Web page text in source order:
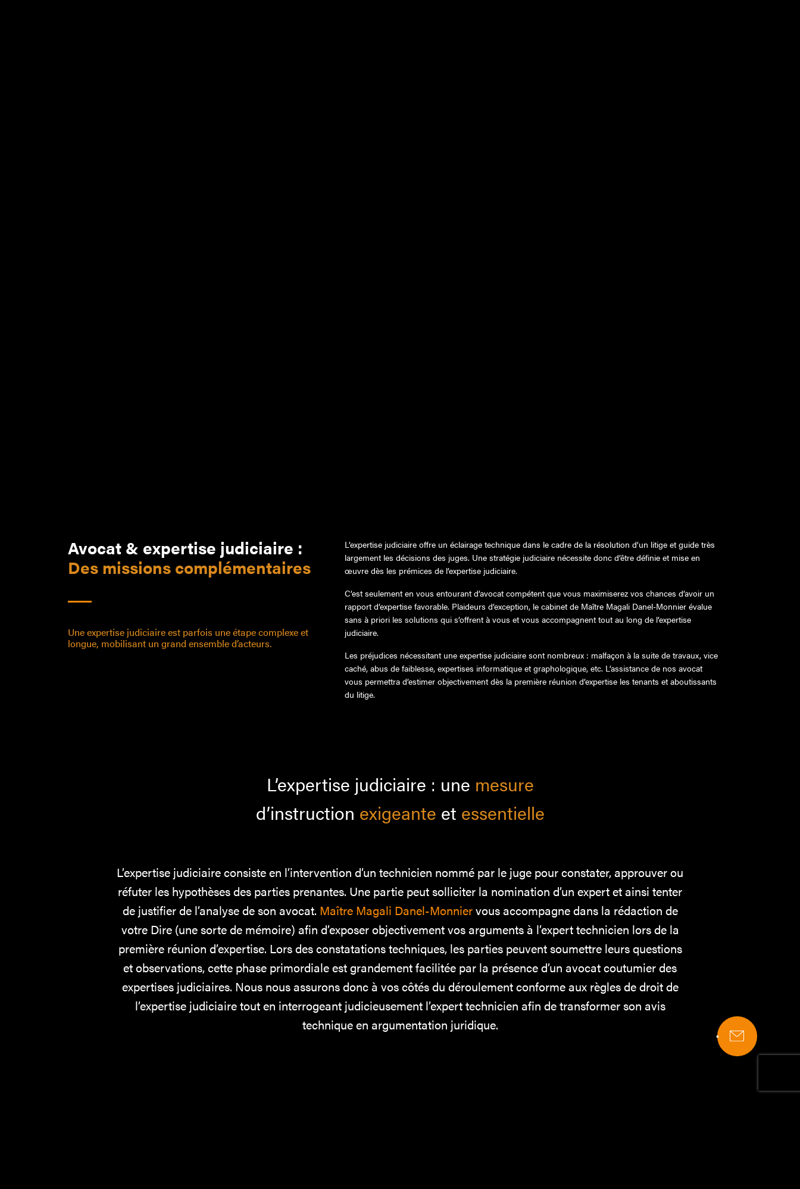
Avocat & expertise judiciaire :
Des missions complémentaires
Une expertise judiciaire est parfois une étape complexe et
longue, mobilisant un grand ensemble d’acteurs.
L’expertise judiciaire offre un éclairage technique dans le cadre de la résolution d’un litige et guide très
largement les décisions des juges. Une stratégie judiciaire nécessite donc d’être définie et mise en
œuvre dès les prémices de l’expertise judiciaire.
C’est seulement en vous entourant d’avocat compétent que vous maximiserez vos chances d’avoir un
rapport d’expertise favorable. Plaideurs d’exception, le cabinet de Maître Magali Danel-Monnier évalue
sans à priori les solutions qui s’offrent à vous et vous accompagnent tout au long de l’expertise
judiciaire.
Les préjudices nécessitant une expertise judiciaire sont nombreux : malfaçon à la suite de travaux, vice
caché, abus de faiblesse, expertises informatique et graphologique, etc. L’assistance de nos avocat
vous permettra d’estimer objectivement dès la première réunion d’expertise les tenants et aboutissants
du litige.
L’expertise judiciaire : une mesure
d’instruction exigeante et essentielle
L’expertise judiciaire consiste en l’intervention d’un technicien nommé par le juge pour constater, approuver ou
réfuter les hypothèses des parties prenantes. Une partie peut solliciter la nomination d’un expert et ainsi tenter
de justifier de l’analyse de son avocat. Maître Magali Danel-Monniervous accompagne dans la rédaction de
votre Dire (une sorte de mémoire) afin d’exposer objectivement vos arguments à l’expert technicien lors de la
première réunion d’expertise. Lors des constatations techniques, les parties peuvent soumettre leurs questions
et observations, cette phase primordiale est grandement facilitée par la présence d’un avocat coutumier des
expertises judiciaires. Nous nous assurons donc à vos côtés du déroulement conforme aux règles de droit de
l’expertise judiciaire tout en interrogeant judicieusement l’expert technicien afin de transformer son avis
technique en argumentation juridique.